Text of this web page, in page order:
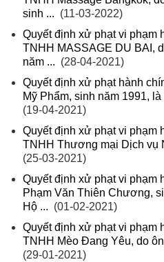
sinh ... (11-03-2022)
Quyết định xử phạt vi phạm
TNHH MASSAGE DU BAI,
năm ... (28-04-2021)
Quyết định xử phạt hành
Mỹ Phẩm, sinh năm 1991,
(19-04-2021)
Quyết định xử phạt vi phạm
TNHH Thương mại Dịch vụ
(25-03-2021)
Quyết định xử phạt vi phạm
Phạm Văn Thiên Chương,
Hộ ... (01-02-2021)
Quyết định xử phạt vi phạm
TNHH Mèo Đang Yêu, do
(29-01-2021)